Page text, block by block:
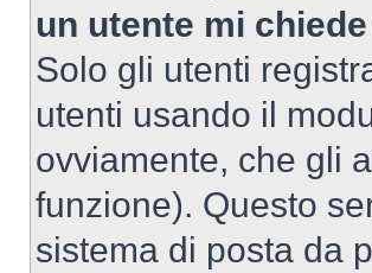
un utente mi
Solo gli utenti
utenti usando il
ovviamente, che gli
funzione). Questo
sistema di posta da